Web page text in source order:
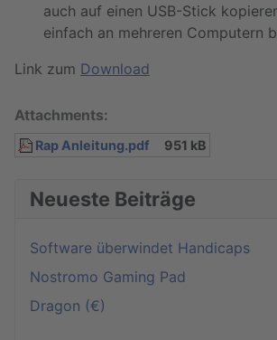
auch auf einen USB-Stick
einfach an mehreren Computern
Link zum Download
Attachments:
Rap Anleitung.pdf 951 kB
Neueste Beiträge
Software überwindet Handicaps
Nostromo Gaming Pad
Dragon (€)